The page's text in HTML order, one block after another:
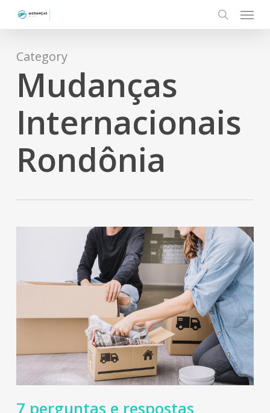
content
search
Menu
Category
Mudanças
Internacionais
Rondônia
7 perguntas e respostas